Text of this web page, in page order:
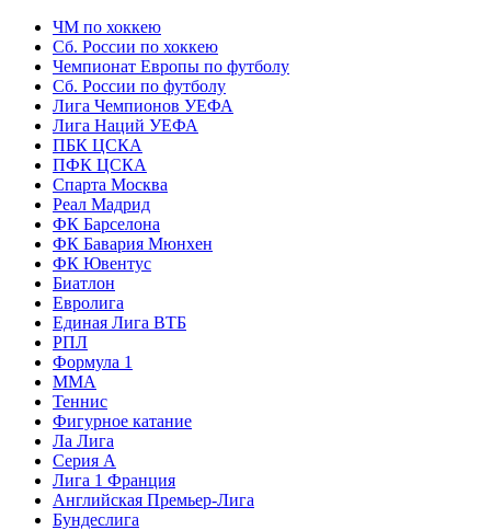
ЧМ по хоккею
Сб. России по хоккею
Чемпионат Европы по футболу
Сб. России по футболу
Лига Чемпионов УЕФА
Лига Наций УЕФА
ПБК ЦСКА
ПФК ЦСКА
Спарта Москва
Реал Мадрид
ФК Барселона
ФК Бавария Мюнхен
ФК Ювентус
Биатлон
Евролига
Единая Лига ВТБ
РПЛ
Формула 1
MMA
Теннис
Фигурное катание
Ла Лига
Серия А
Лига 1 Франция
Английская Премьер-Лига
Бундеслига